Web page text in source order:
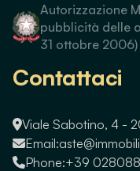
Autorizzazione
pubblicità delle
31 ottobre 2006)
Contattaci
Viale Sabotino, 4 -
Email:
Phone:+39